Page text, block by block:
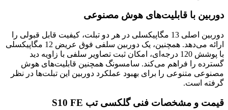
دوربین با قابلیت‌های هوش مصنوعی
دوربین اصلی 13 مگاپیکسلی در هر دو تبلت، کیفیت قابل قبولی را
ارائه می‌دهد. همچنین، یک دوربین سلفی فوق عریض 12 مگاپیکسلی
با پوشش 120 درجه‌ای، امکان ثبت تصاویر سلفی با زاویه دید
گسترده را فراهم می‌کند. سامسونگ همچنین قابلیت‌های هوش
مصنوعی متنوعی را برای بهبود عملکرد دوربین این تبلت‌ها در نظر
گرفته است.
قیمت و مشخصات فنی گلکسی تب S10 FE